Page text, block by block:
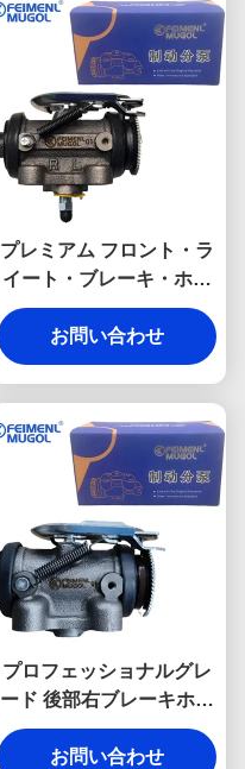
プレミアム フロント・ラ
イート・ブレーキ・ホイ
ール・シリンダー
JX1060-3501040C for
JMC New Shunda Euro
System and Bleeder
Valve for Reliable
Braking Performance
(JMCニュー・シュンダ・
ユーロ5用のプレミアム
フロント・ライート・ブ
レーキ・ホイール・シリ
ンダー JX1060-
テムと信頼性の高いブレ
ーキ性能のためのブレー
カー・バルブ)
お問い合わせ
プロフェッショナルグレ
ード 後部右ブレーキホイ
ールシリンダー LD040-
3502080 強化機械構造の
お問い合わせ